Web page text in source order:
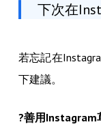
下次在
若忘記在
下建議。
?善用Instagram